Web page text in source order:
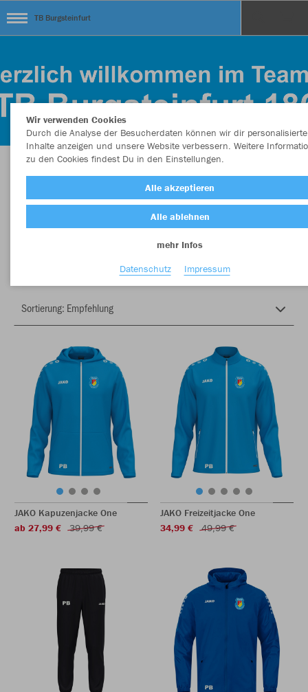
TB Burgsteinfurt
Herzlich Willkommen im Teamshop TB
Burgsteinfurt
JAKO Kapuzenjacke One
ab 27,99 €
39,99 €
JAKO Freizeitjacke One
34,99 €
49,99 €
Wir verwenden Cookies
Durch die Analyse der Besucherdaten können wir dir personalisierte
Inhalte anzeigen und unsere Website verbessern. Weitere
zu den Cookies findest Du in den Einstellungen.
Alle akzeptieren
Alle ablehnen
mehr Infos
Datenschutz
Impressum